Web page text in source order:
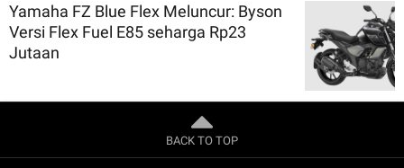
Yamaha FZ Blue Flex Meluncur: Byson
Versi Flex Fuel E85 seharga Rp23
Jutaan
BACK TO TOP